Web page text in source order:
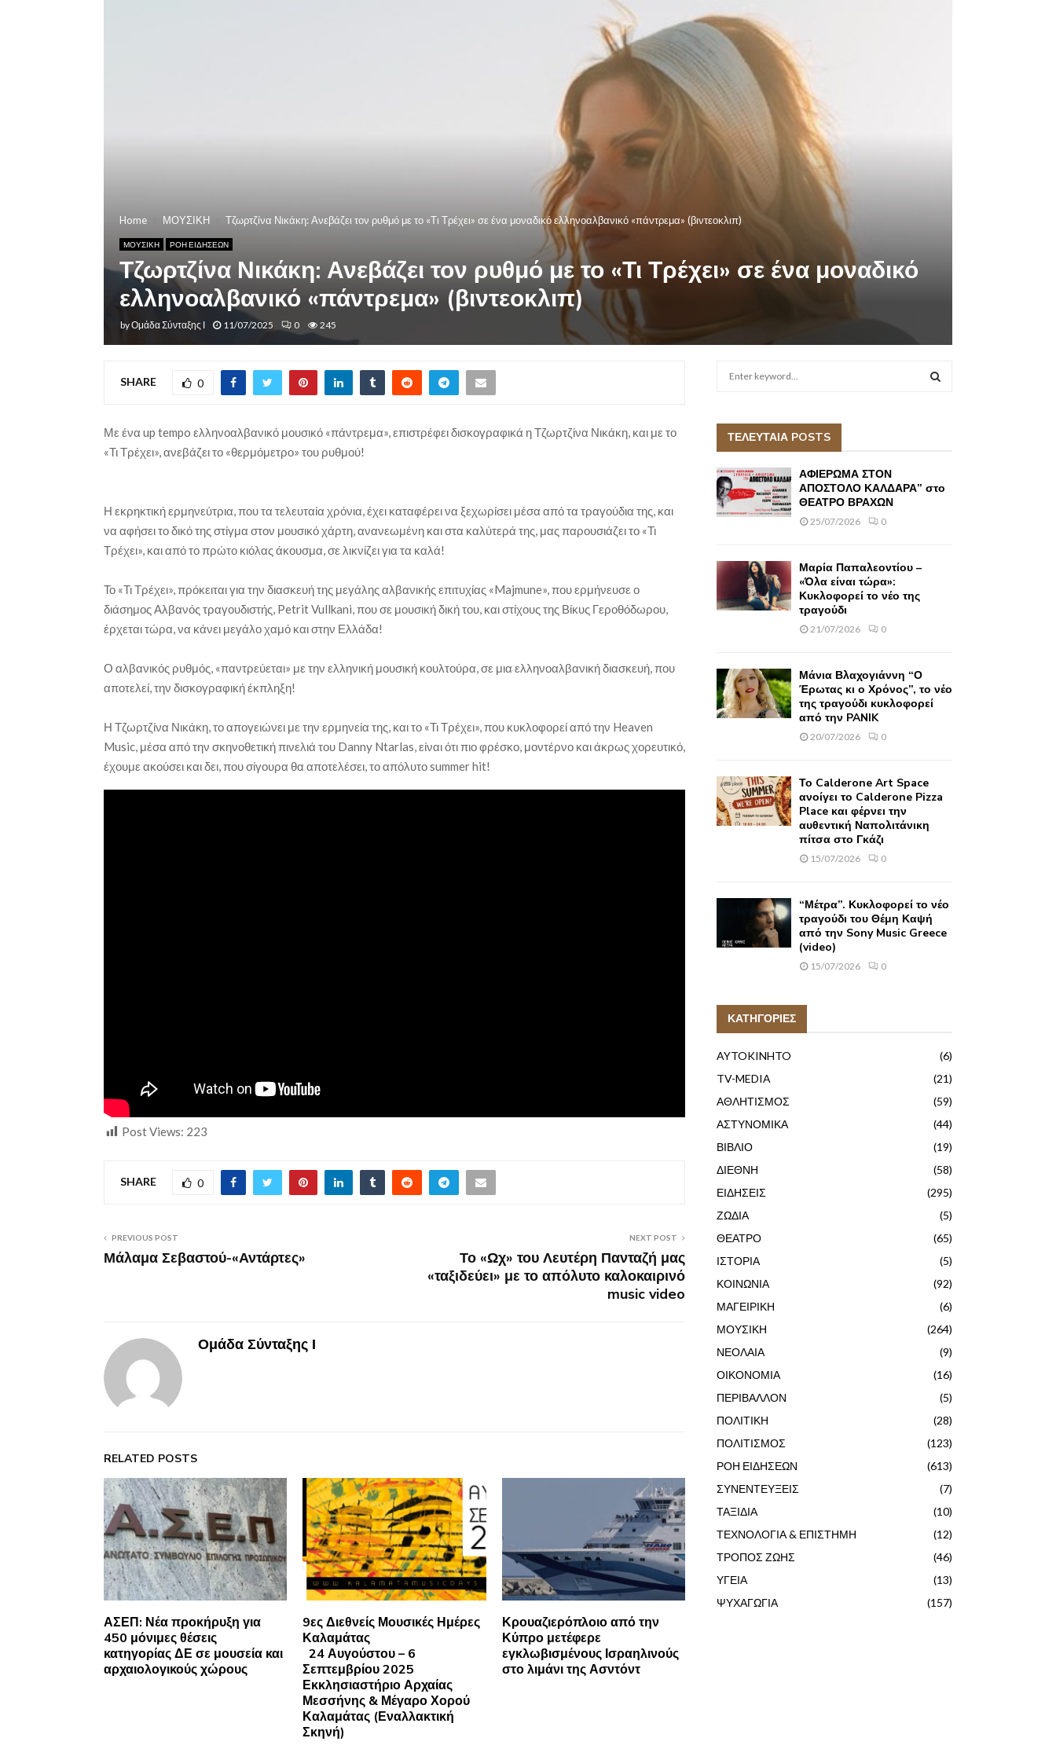
Home ΜΟΥΣΙΚΗ Τζωρτζίνα Νικάκη: Ανεβάζει τον ρυθμό με το «Τι Τρέχει» σε ένα μοναδικό ελληνοαλβανικό «πάντρεμα» (βιντεοκλιπ)
ΜΟΥΣΙΚΗ ΡΟΗ ΕΙΔΗΣΕΩΝ
Τζωρτζίνα Νικάκη: Ανεβάζει τον ρυθμό με το «Τι Τρέχει» σε ένα μοναδικό
ελληνοαλβανικό «πάντρεμα» (βιντεοκλιπ)
byΟμάδα Σύνταξης Ι 11/07/2025 0 245
SHARE 0
Με ένα up tempo ελληνοαλβανικό μουσικό «πάντρεμα», επιστρέφει δισκογραφικά η Τζωρτζίνα Νικάκη, και με το
«Τι Τρέχει», ανεβάζει το «θερμόμετρο» του ρυθμού!
Η εκρηκτική ερμηνεύτρια, που τα τελευταία χρόνια, έχει καταφέρει να ξεχωρίσει μέσα από τα τραγούδια της, και
να αφήσει το δικό της στίγμα στον μουσικό χάρτη, ανανεωμένη και στα καλύτερά της, μας παρουσιάζει το «Τι
Τρέχει», και από το πρώτο κιόλας άκουσμα, σε λικνίζει για τα καλά!
Το «Τι Τρέχει», πρόκειται για την διασκευή της μεγάλης αλβανικής επιτυχίας «Majmune», που ερμήνευσε ο
διάσημος Αλβανός τραγουδιστής, Petrit Vullkani, που σε μουσική δική του, και στίχους της Βίκυς Γεροθόδωρου,
έρχεται τώρα, να κάνει μεγάλο χαμό και στην Ελλάδα!
Ο αλβανικός ρυθμός, «παντρεύεται» με την ελληνική μουσική κουλτούρα, σε μια ελληνοαλβανική διασκευή, που
αποτελεί, την δισκογραφική έκπληξη!
Η Τζωρτζίνα Νικάκη, το απογειώνει με την ερμηνεία της, και το «Τι Τρέχει», που κυκλοφορεί από την Heaven
Music, μέσα από την σκηνοθετική πινελιά του Danny Ntarlas, είναι ότι πιο φρέσκο, μοντέρνο και άκρως χορευτικό,
έχουμε ακούσει και δει, που σίγουρα θα αποτελέσει, το απόλυτο summer hit!
Post Views: 223
SHARE 0
PREVIOUS POST
Μάλαμα Σεβαστού-«Αντάρτες»
NEXT POST
Το «Ωχ» του Λευτέρη Πανταζή μας
«ταξιδεύει» με το απόλυτο καλοκαιρινό
music video
Ομάδα Σύνταξης Ι
RELATED POSTS
ΑΣΕΠ: Νέα προκήρυξη για
450 μόνιμες θέσεις
κατηγορίας ΔΕ σε μουσεία και
αρχαιολογικούς χώρους
9ες Διεθνείς Μουσικές Ημέρες
Καλαμάτας
24 Αυγούστου – 6
Σεπτεμβρίου 2025
Εκκλησιαστήριο Αρχαίας
Μεσσήνης & Μέγαρο Χορού
Καλαμάτας (Εναλλακτική
Σκηνή)
Κρουαζιερόπλοιο από την
Κύπρο μετέφερε
εγκλωβισμένους Ισραηλινούς
στο λιμάνι της Ασντόντ
h
f
o
r
:
ΤΕΛΕΥΤΑΙΑ POSTS
ΑΦΙΕΡΩΜΑ ΣΤΟΝ
ΑΠΟΣΤΟΛΟ ΚΑΛΔΑΡΑ” στο
ΘΕΑΤΡΟ ΒΡΑΧΩΝ
25/07/2026 0
Μαρία Παπαλεοντίου –
«Όλα είναι τώρα»:
Κυκλοφορεί το νέο της
τραγούδι
21/07/2026 0
Μάνια Βλαχογιάννη “Ο
Έρωτας κι ο Χρόνος”, το νέο
της τραγούδι κυκλοφορεί
από την PANIK
20/07/2026 0
Το Calderone Art Space
ανοίγει το Calderone Pizza
Place και φέρνει την
αυθεντική Ναπολιτάνικη
πίτσα στο Γκάζι
15/07/2026 0
“Μέτρα”. Κυκλοφορεί το νέο
τραγούδι του Θέμη Καψή
από την Sony Music Greece
(video)
15/07/2026 0
ΚΑΤΗΓΟΡΙΕΣ
AYTOKINHTO
(6)
TV-MEDIA
(21)
ΑΘΛΗΤΙΣΜΟΣ
(59)
ΑΣΤΥΝΟΜΙΚΑ
(44)
ΒΙΒΛΙΟ
(19)
ΔΙΕΘΝΗ
(58)
ΕΙΔΗΣΕΙΣ
(295)
ΖΩΔΙΑ
(5)
ΘΕΑΤΡΟ
(65)
ΙΣΤΟΡΙΑ
(5)
ΚΟΙΝΩΝΙΑ
(92)
ΜΑΓΕΙΡΙΚΗ
(6)
ΜΟΥΣΙΚΗ
(264)
ΝΕΟΛΑΙΑ
(9)
ΟΙΚΟΝΟΜΙΑ
(16)
ΠΕΡΙΒΑΛΛΟΝ
(5)
ΠΟΛΙΤΙΚΗ
(28)
ΠΟΛΙΤΙΣΜΟΣ
(123)
ΡΟΗ ΕΙΔΗΣΕΩΝ
(613)
ΣΥΝΕΝΤΕΥΞΕΙΣ
(7)
ΤΑΞΙΔΙΑ
(10)
ΤΕΧΝΟΛΟΓΙΑ & ΕΠΙΣΤΗΜΗ
(12)
ΤΡΟΠΟΣ ΖΩΗΣ
(46)
ΥΓΕΙΑ
(13)
ΨΥΧΑΓΩΓΙΑ
(157)